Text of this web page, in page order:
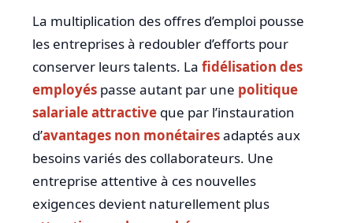
La multiplication des offres d’emploi pousse
les entreprises à redoubler d’efforts pour
conserver leurs talents. La fidélisation des
employés passe autant par une politique
salariale attractive que par l’instauration
d’avantages non monétairesadaptés aux
besoins variés des collaborateurs. Une
entreprise attentive à ces nouvelles
exigences devient naturellement plus